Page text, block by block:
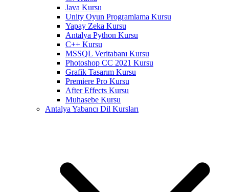
Java Kursu
Unity Oyun Programlama Kursu
Yapay Zeka Kursu
Antalya Python Kursu
C++ Kursu
MSSQL Veritabanı Kursu
Photoshop CC 2021 Kursu
Grafik Tasarım Kursu
Premiere Pro Kursu
After Effects Kursu
Muhasebe Kursu
Antalya Yabancı Dil Kursları